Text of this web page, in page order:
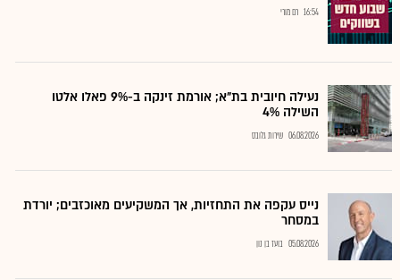
16:54 רם מורי
נעילה חיובית בת"א; אורמת זינקה ב-9% פאלו אלטו
השילה 4%
06.08.2026 שירות גלובס
נייס עקפה את התחזיות, אך המשקיעים מאוכזבים; יורדת
במסחר
05.08.2026 בועז בן נון